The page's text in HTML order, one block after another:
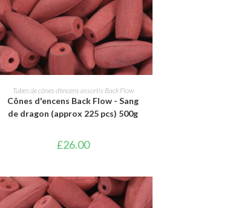
AJOUTER AU PANIER
Tubes de cônes d'encens assortis Back Flow
Cônes d'encens Back Flow - Sang
de dragon (approx 225 pcs) 500g
£26.00